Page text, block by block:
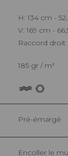
H: 134 cm -
V: 169 cm -
Raccord droit
185 gr / m²
Pré-émargé
Encoller le